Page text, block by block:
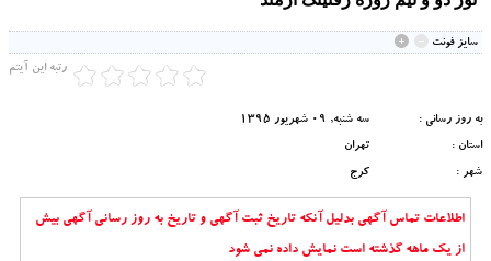
سايز فونت
رتبه این آیتم
به روز رسانی :
سه شنبه, 09 شهریور 1395
استان :
تهران
شهر :
كرج
اطلاعات تماس آگهی بدلیل آنکه تاریخ ثبت آگهی و تاریخ به روز رسانی آگهی بیش
از یک ماهه گذشته است نمایش داده نمی شود